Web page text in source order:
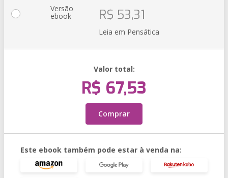
Versão
ebook R$ 53,31
Leia em Pensática
Valor total:
R$ 67,53
Comprar
Este ebook também pode estar à venda na: